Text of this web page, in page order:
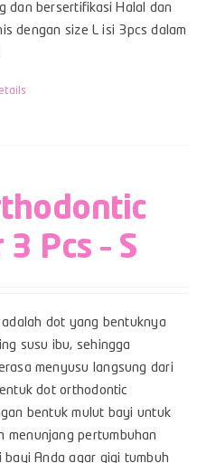
dan bersertifikasi Halal dan
dengan size L isi 3pcs dalam
Pcs – S
dot yang bentuknya
susu ibu, sehingga
menyusu langsung dari
dot orthodontic
bentuk mulut bayi untuk
menunjang pertumbuhan
bayi Anda agar gigi tumbuh